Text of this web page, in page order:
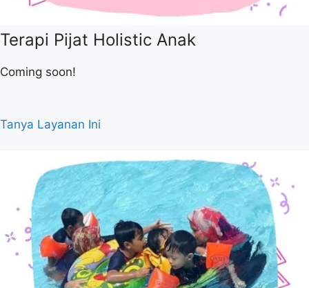
Terapi Pijat Holistic Anak
Coming soon!
Tanya Layanan Ini